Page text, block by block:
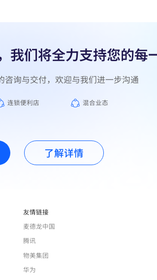
我们将全力支持您的每
连锁便利店 混合业态
了解详情
友情链接
麦德龙中国
腾讯
物美集团
华为